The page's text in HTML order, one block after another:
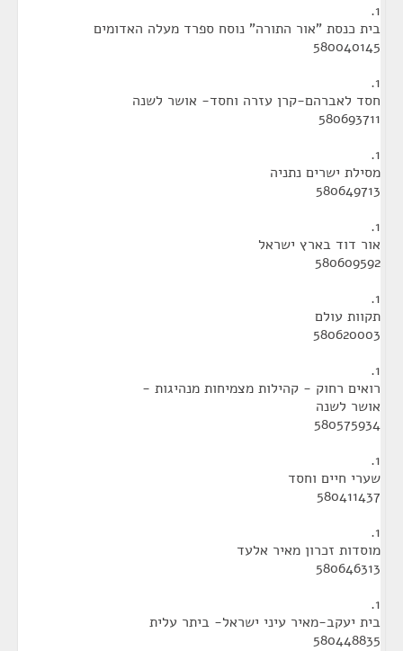
1.
בית כנסת "אור התורה" נוסח ספרד מעלה האדומים
580040145
1.
חסד לאברהם-קרן עזרה וחסד- אושר לשנה
580693711
1.
מסילת ישרים נתניה
580649713
1.
אור דוד בארץ ישראל
580609592
1.
תקוות עולם
580620003
1.
רואים רחוק - קהילות מצמיחות מנהיגות -
אושר לשנה
580575934
1.
שערי חיים וחסד
580411437
1.
מוסדות זכרון מאיר אלעד
580646313
1.
בית יעקב-מאיר עיני ישראל- ביתר עלית
580448835